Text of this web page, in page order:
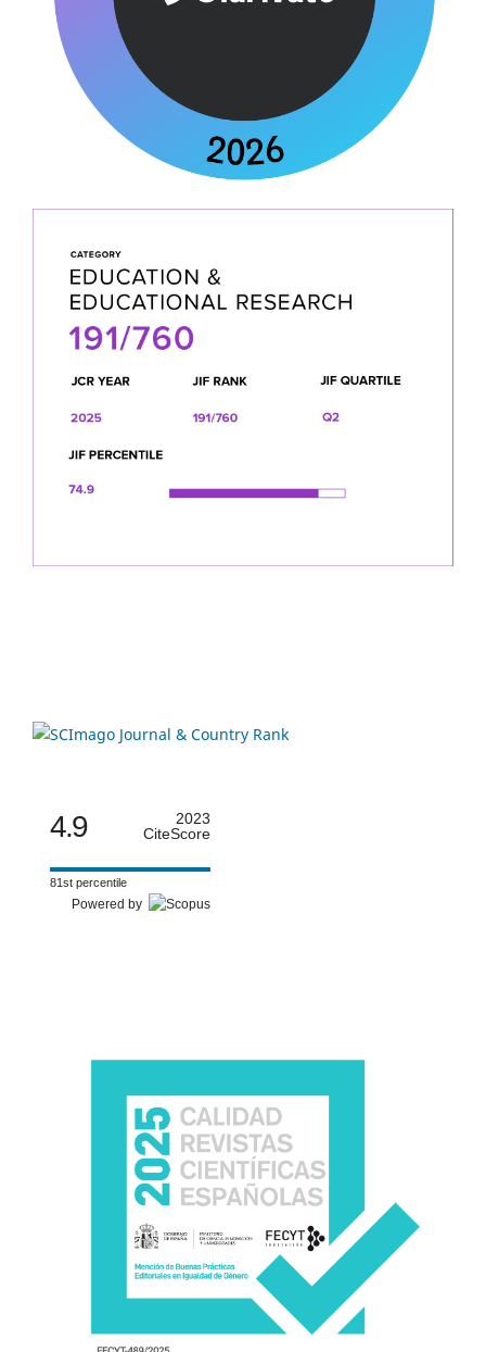
4.9
2023
CiteScore
81st percentile
Powered by